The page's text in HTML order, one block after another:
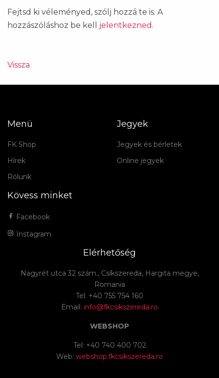
Fejtsd ki véleményed, szólj hozzá te is. A
hozzászóláshoz be kell jelentkezned .
Vissza
Menü
FK Shop
Hírek
Rólunk
Jegyek
Jegyek és bérletek
Online jegyek
Kövess minket
Facebook
Instagram
Elérhetőség
Nagyrét utca 32 szám., Csíkszereda, Hargita megye,
Romania
Tel: +40 755 754 160
Email: info@fkcsikszereda.ro
WEBSHOP
Tel: +40 740 400 702
Web: webshop.fkcsikszereda.ro